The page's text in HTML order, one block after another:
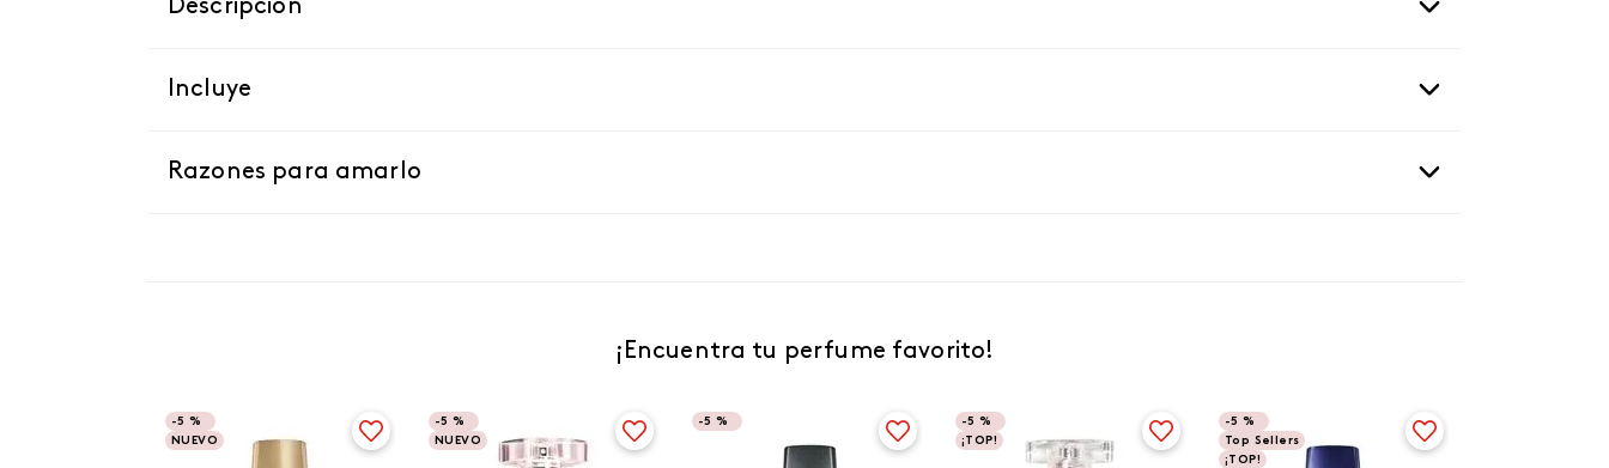
Descripción
Incluye
Razones para amarlo
¡Encuentra tu perfume favorito!
-5 %
NUEVO
-5 %
NUEVO
-5 % -5 %
¡TOP!
-5 %
Top Sellers
¡TOP!